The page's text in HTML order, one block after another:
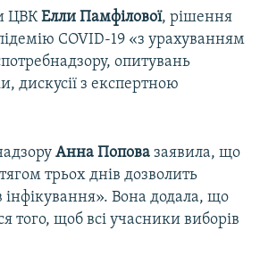
ЦВКЕлли Памфілової, рішення
COVID-19 «з урахуванням
опитувань
дискусії з експертною
Анна Попова заявила, що
трьох днів дозволить
Вона додала, що
того, щоб всі учасники виборів